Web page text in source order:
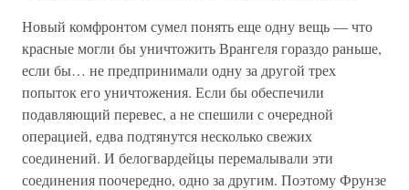
Новый комфронтом сумел понять еще одну вещь — что
красные могли бы уничтожить Врангеля гораздо раньше,
если бы… не предпринимали одну за другой трех
попыток его уничтожения. Если бы обеспечили
подавляющий перевес, а не спешили с очередной
операцией, едва подтянутся несколько свежих
соединений. И белогвардейцы перемалывали эти
соединения поочередно, одно за другим. Поэтому Фрунзе